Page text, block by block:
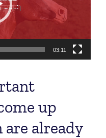
03:11
up
are already